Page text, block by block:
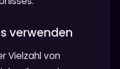
verwenden
Vielzahl von